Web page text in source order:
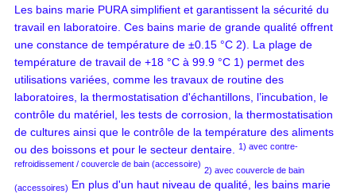
Les bains marie PURA simplifient et garantissent la sécurité du
travail en laboratoire. Ces bains marie de grande qualité offrent
une constance de température de ±0.15 °C 2). La plage de
température de travail de +18 °C à 99.9 °C 1) permet des
utilisations variées, comme les travaux de routine des
laboratoires, la thermostatisation d'échantillons, l’incubation, le
contrôle du matériel, les tests de corrosion, la thermostatisation
de cultures ainsi que le contrôle de la température des aliments
ou des boissons et pour le secteur dentaire. 1) avec contre-
refroidissement / couvercle de bain (accessoire)
2) avec couvercle de bain
(accessoires) En plus d'un haut niveau de qualité, les bains marie